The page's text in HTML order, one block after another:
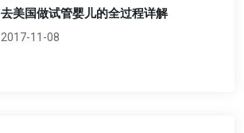
去美国做试管婴儿的全过程详解
2017-11-08